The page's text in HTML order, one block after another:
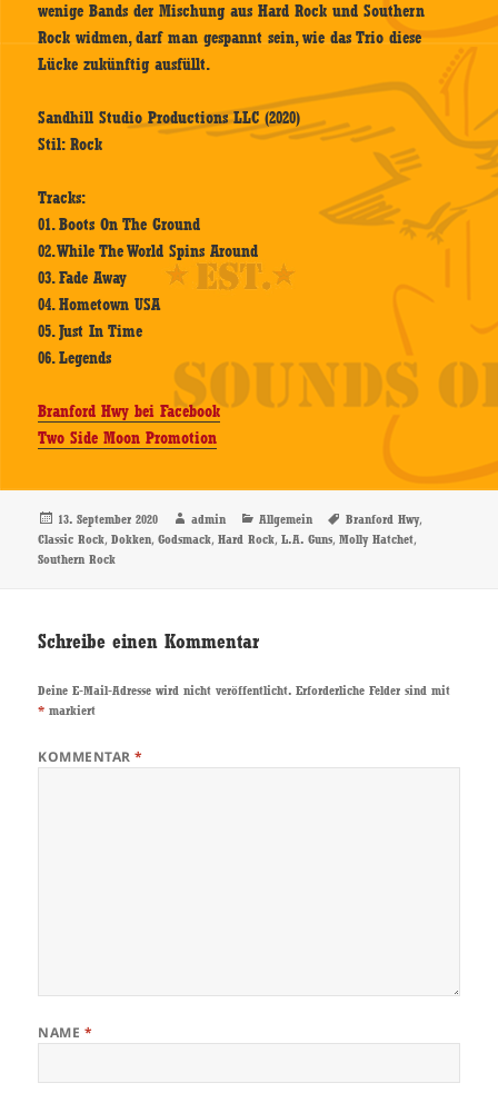
wenige Bands der Mischung aus Hard Rock und Southern
Rock widmen, darf man gespannt sein, wie das Trio diese
Lücke zukünftig ausfüllt.
Sandhill Studio Productions LLC (2020)
Stil: Rock
Tracks:
01. Boots On The Ground
02. While The World Spins Around
03. Fade Away
04. Hometown USA
05. Just In Time
06. Legends
Branford Hwy bei Facebook
Two Side Moon Promotion
Veröffentlicht
am
13. September 2020 Autor
admin Kategorien
Allgemein Schlagwörter
Branford Hwy,
Classic Rock,Dokken,Godsmack,Hard Rock,L.A. Guns,Molly Hatchet,
Southern Rock
Schreibe einen Kommentar
Deine E-Mail-Adresse wird nicht veröffentlicht. Erforderliche Felder sind mit
* markiert
KOMMENTAR*
NAME *